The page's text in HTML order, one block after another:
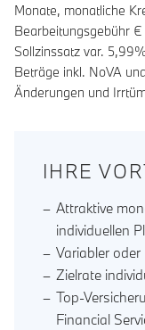
Monate, monatliche
Bearbeitungsgebühr €
Sollzinssatz var. 5,99
Beträge inkl. NoVA
Änderungen und
IHRE
Attraktive
individuellen
Variabler
Zielrate
Top-
Financial